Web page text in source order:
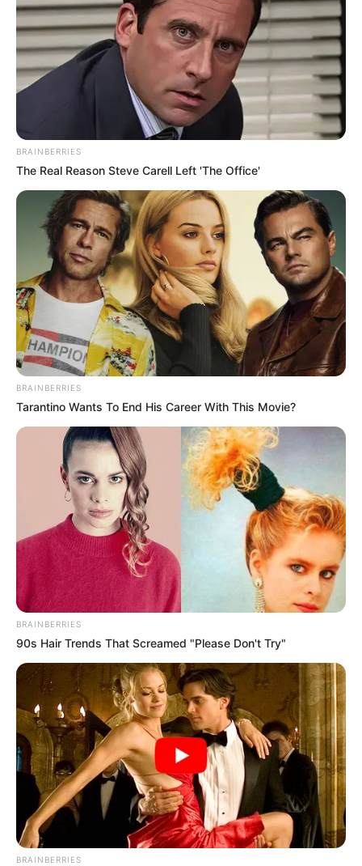
BRAINBERRIES
The Real Reason Steve Carell Left 'The Office'
BRAINBERRIES
Tarantino Wants To End His Career With This Movie?
BRAINBERRIES
90s Hair Trends That Screamed "Please Don't Try"
BRAINBERRIES